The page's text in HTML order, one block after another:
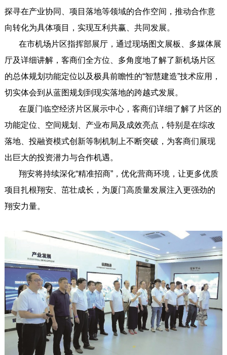
探寻在产业协同、项目落地等领域的合作空间，推动合作意
向转化为具体项目，实现互利共赢、共同发展。
在市机场片区指挥部展厅，通过现场图文展板、多媒体展
厅及详细讲解，客商们全方位、多角度地了解了新机场片区
的总体规划功能定位以及极具前瞻性的“智慧建造”技术应用，
切实体会到从蓝图规划到现实落地的跨越式发展。
在厦门临空经济片区展示中心，客商们详细了解了片区的
功能定位、空间规划、产业布局及成效亮点，特别是在综改
落地、投融资模式创新等制机制上不断突破，为客商们展现
出巨大的投资潜力与合作机遇。
翔安将持续深化“精准招商”，优化营商环境，让更多优质
项目扎根翔安、茁壮成长，为厦门高质量发展注入更强劲的
翔安力量。